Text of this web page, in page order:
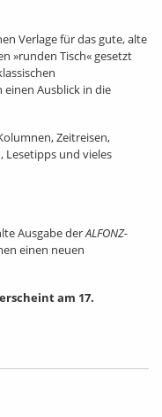
Verlage für das gute, alte
»runden Tisch« gesetzt
einen Ausblick in die
Zeitreisen,
Lesetipps und vieles
Ausgabe derALFONZ-
einen neuen
am 17.